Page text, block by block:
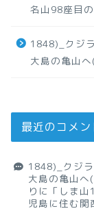
名山98座目
1848)_クジ
大島の亀山
最近のコメン
1848)_クジ
大島の亀山
りに「しま
児島に住む関